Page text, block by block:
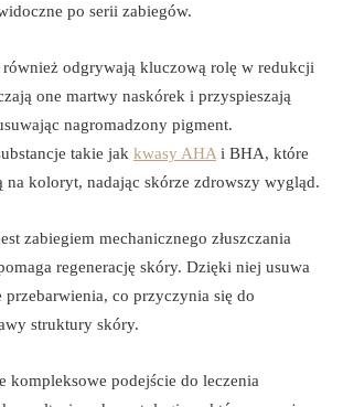
po serii zabiegów.
również odgrywają kluczową rolę w redukcji
one martwy naskórek i przyspieszają
nagromadzony pigment.
takie jak kwasy AHA i BHA, które
na koloryt, nadając skórze zdrowszy wygląd.
zabiegiem mechanicznego złuszczania
regenerację skóry. Dzięki niej usuwa
co przyczynia się do
struktury skóry.
kompleksowe podejście do leczenia